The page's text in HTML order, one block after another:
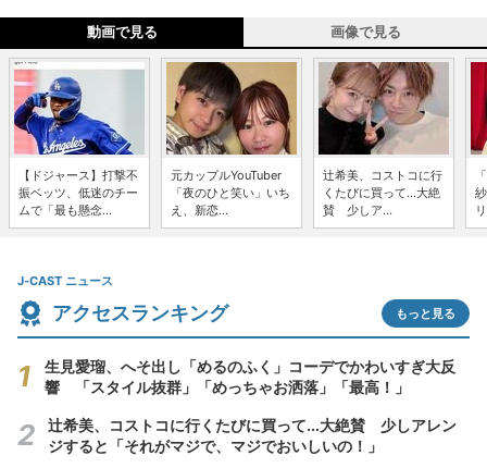
動画で見る 画像で見る
【ドジャース】打撃不
振ベッツ、低迷のチー
ムで「最も懸念...
元カップルYouTuber
「夜のひと笑い」いち
え、新恋...
辻希美、コストコに行
くたびに買って...大絶
賛 少しア...
J-CAST ニュース
アクセスランキング もっと見る
生見愛瑠、へそ出し「めるのふく」コーデでかわいすぎ大反
響 「スタイル抜群」「めっちゃお洒落」「最高！」
辻希美、コストコに行くたびに買って...大絶賛 少しアレン
ジすると「それがマジで、マジでおいしいの！」